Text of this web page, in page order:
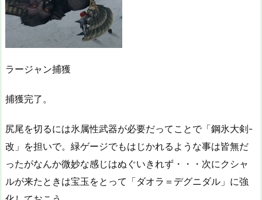
ラージャン捕獲
捕獲完了。
尻尾を切るには氷属性武器が必要だってことで「鋼氷大剣-
改」を担いで。緑ゲージでもはじかれるような事は皆無だ
ったがなんか微妙な感じはぬぐいきれず・・・次にクシャ
ルが来たときは宝玉をとって「ダオラ＝デグニダル」に強